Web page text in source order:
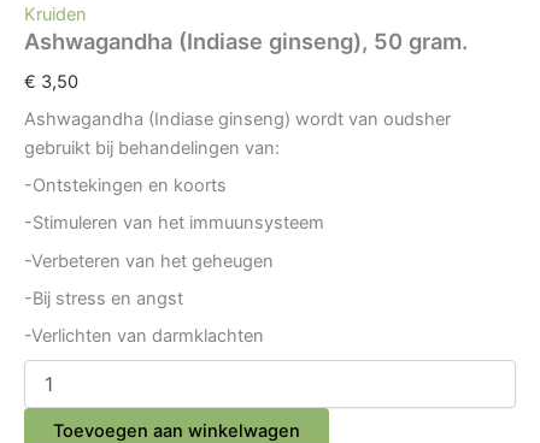
Kruiden
Ashwagandha (Indiase ginseng), 50 gram.
€ 3,50
Ashwagandha (Indiase ginseng) wordt van oudsher
gebruikt bij behandelingen van:
-Ontstekingen en koorts
-Stimuleren van het immuunsysteem
-Verbeteren van het geheugen
-Bij stress en angst
-Verlichten van darmklachten
Toevoegen aan winkelwagen